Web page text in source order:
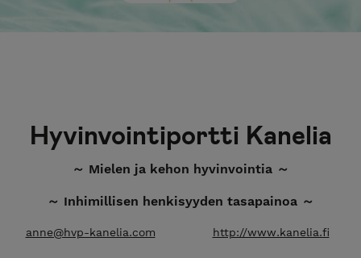
Hyvinvointiportti Kanelia
～ Mielen ja kehon hyvinvointia ～
～ Inhimillisen henkisyyden tasapainoa ～
anne@hvp-kanelia.com http://www.kanelia.fi